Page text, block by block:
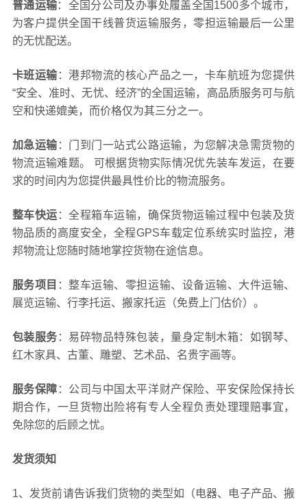
普通运输：全国分公司及办事处履盖全国1500多个城市，
为客户提供全国干线普货运输服务，零担运输最后一公里
的无忧配送。
卡班运输：港邦物流的核心产品之一，卡车航班为您提供
“安全、准时、无忧、经济”的全国运输，高品质服务可与航
空和快递媲美，而价格仅为其三分之一。
加急运输：门到门一站式公路运输，为您解决急需货物的
物流运输难题。 可根据货物实际情况优先装车发运，在要
求的时间内为您提供最具性价比的物流服务。
整车快运 ：全程箱车运输，确保货物运输过程中包装及货
物品质的高度安全，全程GPS车载定位系统实时监控，港
邦物流让您随时随地掌控货物在途信息。
服务项目 ：整车运输、零担运输、设备运输、大件运输、
展览运输、行李托运、搬家托运（免费上门估价）。
包装服务 ：易碎物品特殊包装，量身定制木箱：如钢琴、
红木家具、古董、雕塑、艺术品、名贵字画等。
服务保障 ：公司与中国太平洋财产保险、平安保险保持长
期合作，一旦货物出险将有专人全程负责处理理赔事宜，
免除您的后顾之忧。
发货须知
1、发货前请告诉我们货物的类型如（电器、电子产品、搬